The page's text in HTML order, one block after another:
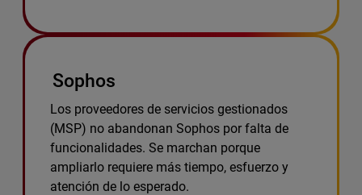
Sophos
Los proveedores de servicios gestionados
(MSP) no abandonan Sophos por falta de
funcionalidades. Se marchan porque
ampliarlo requiere más tiempo, esfuerzo y
atención de lo esperado.